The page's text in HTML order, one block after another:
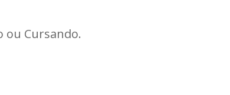
ou Cursando.